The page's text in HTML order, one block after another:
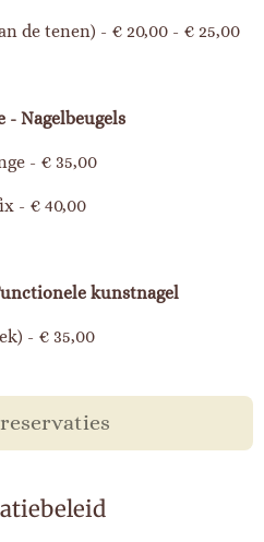
de tenen) - € 20,00 - € 25,00
Nagelbeugels
- € 35,00
- € 40,00
kunstnagel
- € 35,00